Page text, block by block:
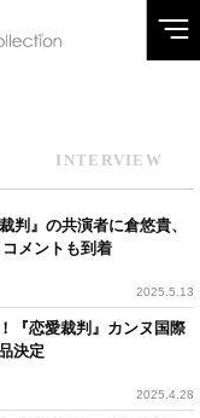
INTERVIEW
判』の共演者に倉悠貴、
メントも到着
2025.5.13
『恋愛裁判』カンヌ国際
決定
2025.4.28